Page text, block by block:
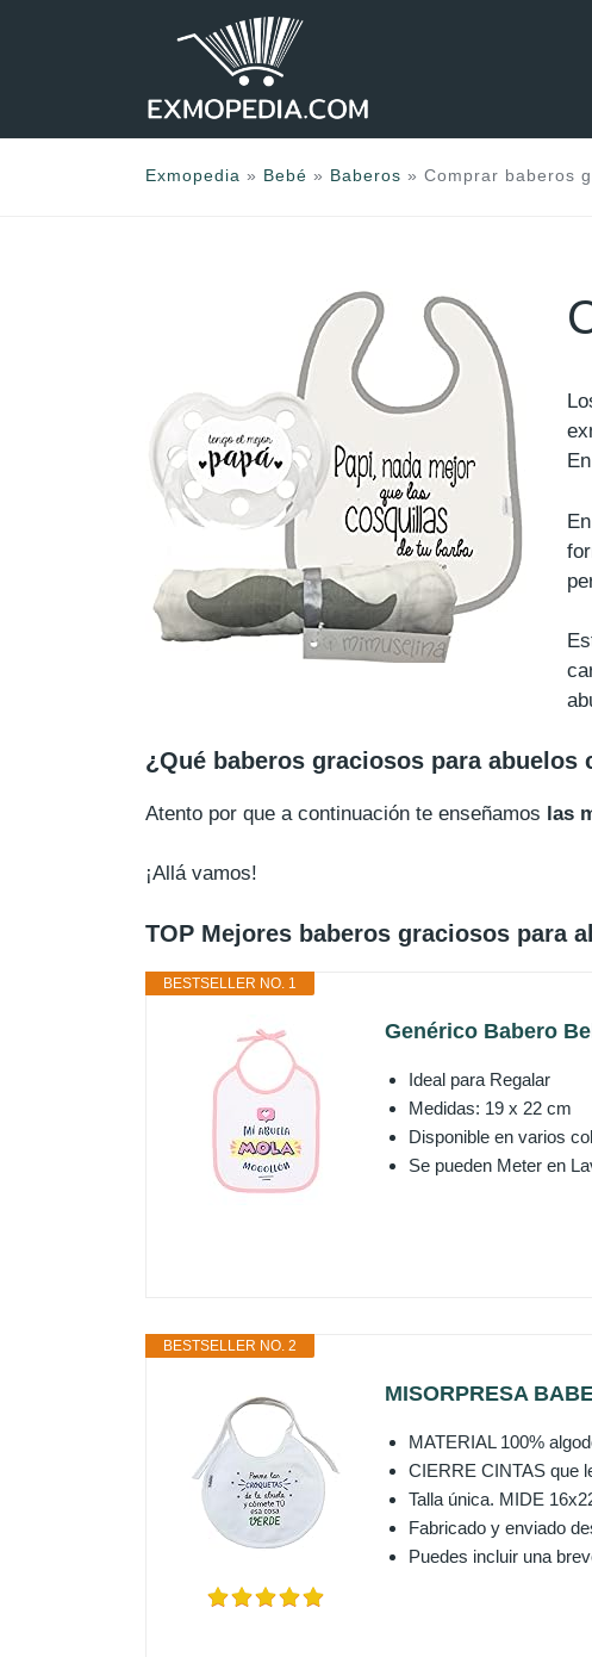
Exmopedia » Bebé » Baberos » Comprar baberos
¿Qué baberos graciosos para abuelos
Atento por que a continuación te enseñamos las
¡Allá vamos!
TOP Mejores baberos graciosos para
BESTSELLER NO. 1
Genérico Babero
Ideal para Regalar
Medidas: 19 x 22 cm
Disponible en varios
Se pueden Meter en
BESTSELLER NO. 2
MISORPRESA
MATERIAL 100%
CIERRE CINTAS que
Talla única. MIDE
Fabricado y enviado
Puedes incluir una